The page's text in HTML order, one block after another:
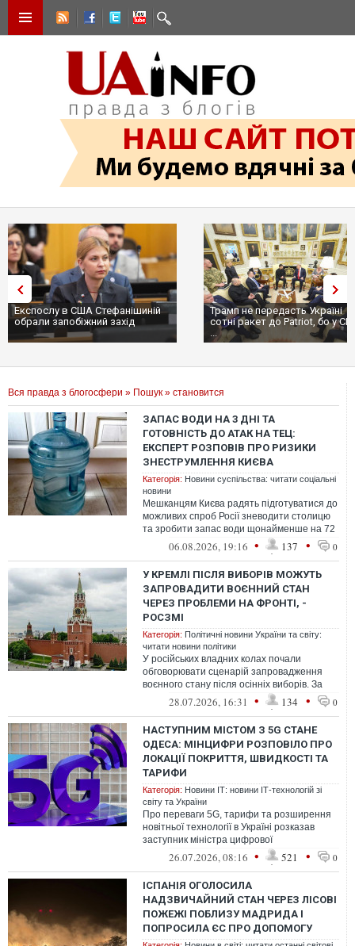
Експослу в США Стефанішиній
обрали запобіжний захід
Трамп не передасть Україні
сотні ракет до Patriot, бо у
...
Вся правда з блогосфери » Пошук » становится
ЗАПАС ВОДИ НА 3 ДНІ ТА
ГОТОВНІСТЬ ДО АТАК НА ТЕЦ:
ЕКСПЕРТ РОЗПОВІВ ПРО РИЗИКИ
ЗНЕСТРУМЛЕННЯ КИЄВА
Категорія: Новини суспільства: читати соціальні
новини
Мешканцям Києва радять підготуватися до
можливих спроб Росії зневодити столицю
та зробити запас води щонайменше на 72
години06.08.2026, 19:16 • 137 • 0
У КРЕМЛІ ПІСЛЯ ВИБОРІВ МОЖУТЬ
ЗАПРОВАДИТИ ВОЄННИЙ СТАН
ЧЕРЕЗ ПРОБЛЕМИ НА ФРОНТІ, -
РОСЗМІ
Категорія: Політичні новини України та світу:
читати новини політики
У російських владних колах почали
обговорювати сценарій запровадження
воєнного стану після осінніх виборів. За
даними джерел, Кремль може вдатися до
28.07.2026, 16:31 • 134 • 0
НАСТУПНИМ МІСТОМ З 5G СТАНЕ
ОДЕСА: МІНЦИФРИ РОЗПОВІЛО ПРО
ЛОКАЦІЇ ПОКРИТТЯ, ШВИДКОСТІ ТА
ТАРИФИ
Категорія: Новини ІТ: новини ІТ-технологій зі
світу та України
Про переваги 5G, тарифи та розширення
новітньої технології в Україні розказав
заступник міністра цифрової
трансформації Станіслав Прибитько
26.07.2026, 08:16 • 521 • 0
ІСПАНІЯ ОГОЛОСИЛА
НАДЗВИЧАЙНИЙ СТАН ЧЕРЕЗ ЛІСОВІ
ПОЖЕЖІ ПОБЛИЗУ МАДРИДА І
ПОПРОСИЛА ЄС ПРО ДОПОМОГУ